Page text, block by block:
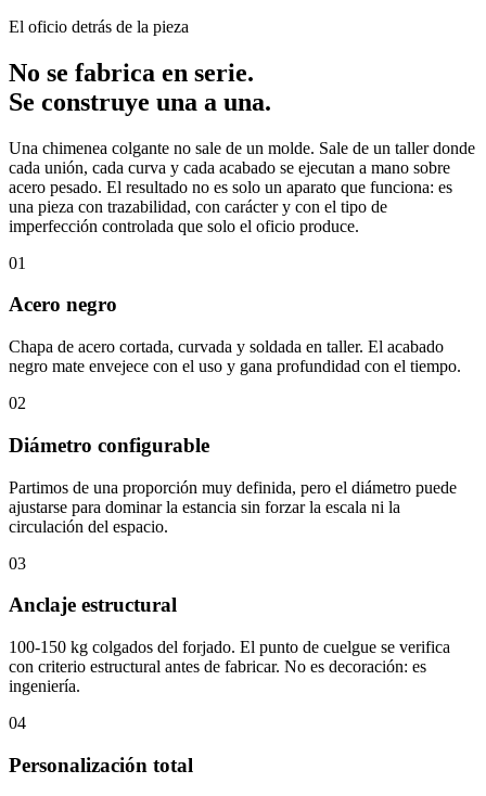
El oficio detrás de la pieza
No se fabrica en serie.
Se construye una a una.
Una chimenea colgante no sale de un molde. Sale de un taller donde
cada unión, cada curva y cada acabado se ejecutan a mano sobre
acero pesado. El resultado no es solo un aparato que funciona: es
una pieza con trazabilidad, con carácter y con el tipo de
imperfección controlada que solo el oficio produce.
01
Acero negro
Chapa de acero cortada, curvada y soldada en taller. El acabado
negro mate envejece con el uso y gana profundidad con el tiempo.
02
Diámetro configurable
Partimos de una proporción muy definida, pero el diámetro puede
ajustarse para dominar la estancia sin forzar la escala ni la
circulación del espacio.
03
Anclaje estructural
100-150 kg colgados del forjado. El punto de cuelgue se verifica
con criterio estructural antes de fabricar. No es decoración: es
ingeniería.
04
Personalización total